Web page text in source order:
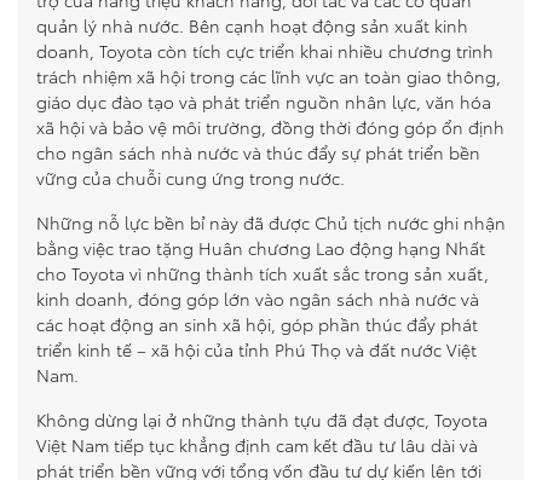
quản lý nhà nước. Bên cạnh hoạt động sản xuất kinh
doanh, Toyota còn tích cực triển khai nhiều chương trình
trách nhiệm xã hội trong các lĩnh vực an toàn giao thông,
giáo dục đào tạo và phát triển nguồn nhân lực, văn hóa
xã hội và bảo vệ môi trường, đồng thời đóng góp ổn định
cho ngân sách nhà nước và thúc đẩy sự phát triển bền
vững của chuỗi cung ứng trong nước.
Những nỗ lực bền bỉ này đã được Chủ tịch nước ghi nhận
bằng việc trao tặng Huân chương Lao động hạng Nhất
cho Toyota vì những thành tích xuất sắc trong sản xuất,
kinh doanh, đóng góp lớn vào ngân sách nhà nước và
các hoạt động an sinh xã hội, góp phần thúc đẩy phát
triển kinh tế – xã hội của tỉnh Phú Thọ và đất nước Việt
Nam.
Không dừng lại ở những thành tựu đã đạt được, Toyota
Việt Nam tiếp tục khẳng định cam kết đầu tư lâu dài và
phát triển bền vững với tổng vốn đầu tư dự kiến lên tới